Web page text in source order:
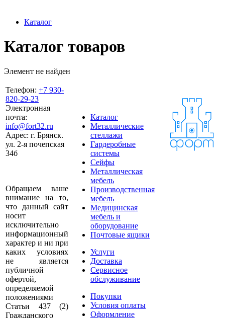
Каталог
Каталог товаров
Элемент не найден
Телефон: +7 930-
820-29-23
Электронная
почта:
info@fort32.ru
Адрес: г. Брянск.
ул. 2-я почепская
34б
Обращаем ваше
внимание на то,
что данный сайт
носит
исключительно
информационный
характер и ни при
каких условиях
не является
публичной
офертой,
определяемой
положениями
Статьи 437 (2)
Гражданского
Каталог
Металлические
стеллажи
Гардеробные
системы
Сейфы
Металлическая
мебель
Производственная
мебель
Медицинская
мебель и
оборудование
Почтовые ящики
Услуги
Доставка
Сервисное
обслуживание
Покупки
Условия оплаты
Оформление